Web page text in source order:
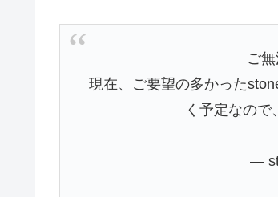
ご
現在、ご要望の多かった
く予定なので
—